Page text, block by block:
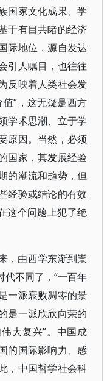
国家文化成果、学
于有目共睹的经济
际地位，源自发达
引人瞩目，也往往
反映着人类社会发
”，这无疑是西方
学术思潮、立于学
原因。当然，必须
国家，其发展经验
的潮流和趋势，但
经验或结论的有效
这个问题上犯了绝
，由西学东渐到崇
代不同了，“一百年
一派衰败凋零的景
是一派欣欣向荣的
大复兴”。中国成
的国际影响力、感
，中国哲学社会科